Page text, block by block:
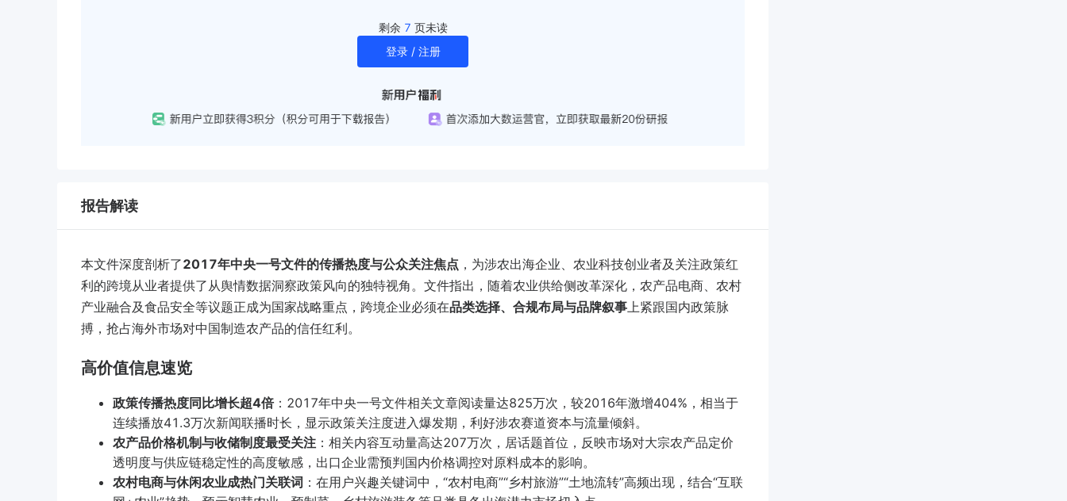
剩余 7 页未读
登录 / 注册
报告解读
本文件深度剖析了2017年中央一号文件的传播热度与公众关注焦点 ，为涉农出海企业、农业科技创业者及关注政策红
利的跨境从业者提供了从舆情数据洞察政策风向的独特视角。文件指出，随着农业供给侧改革深化，农产品电商、农村
产业融合及食品安全等议题正成为国家战略重点，跨境企业必须在品类选择、合规布局与品牌叙事上紧跟国内政策脉
搏，抢占海外市场对中国制造农产品的信任红利。
高价值信息速览
政策传播热度同比增长超4倍：2017年中央一号文件相关文章阅读量达825万次，较2016年激增404%，相当于
连续播放41.3万次新闻联播时长，显示政策关注度进入爆发期，利好涉农赛道资本与流量倾斜。
农产品价格机制与收储制度最受关注 ：相关内容互动量高达207万次，居话题首位，反映市场对大宗农产品定价
透明度与供应链稳定性的高度敏感，出口企业需预判国内价格调控对原料成本的影响。
农村电商与休闲农业成热门关联词 ：在用户兴趣关键词中，“农村电商”“乡村旅游”“土地流转”高频出现，结合“互联